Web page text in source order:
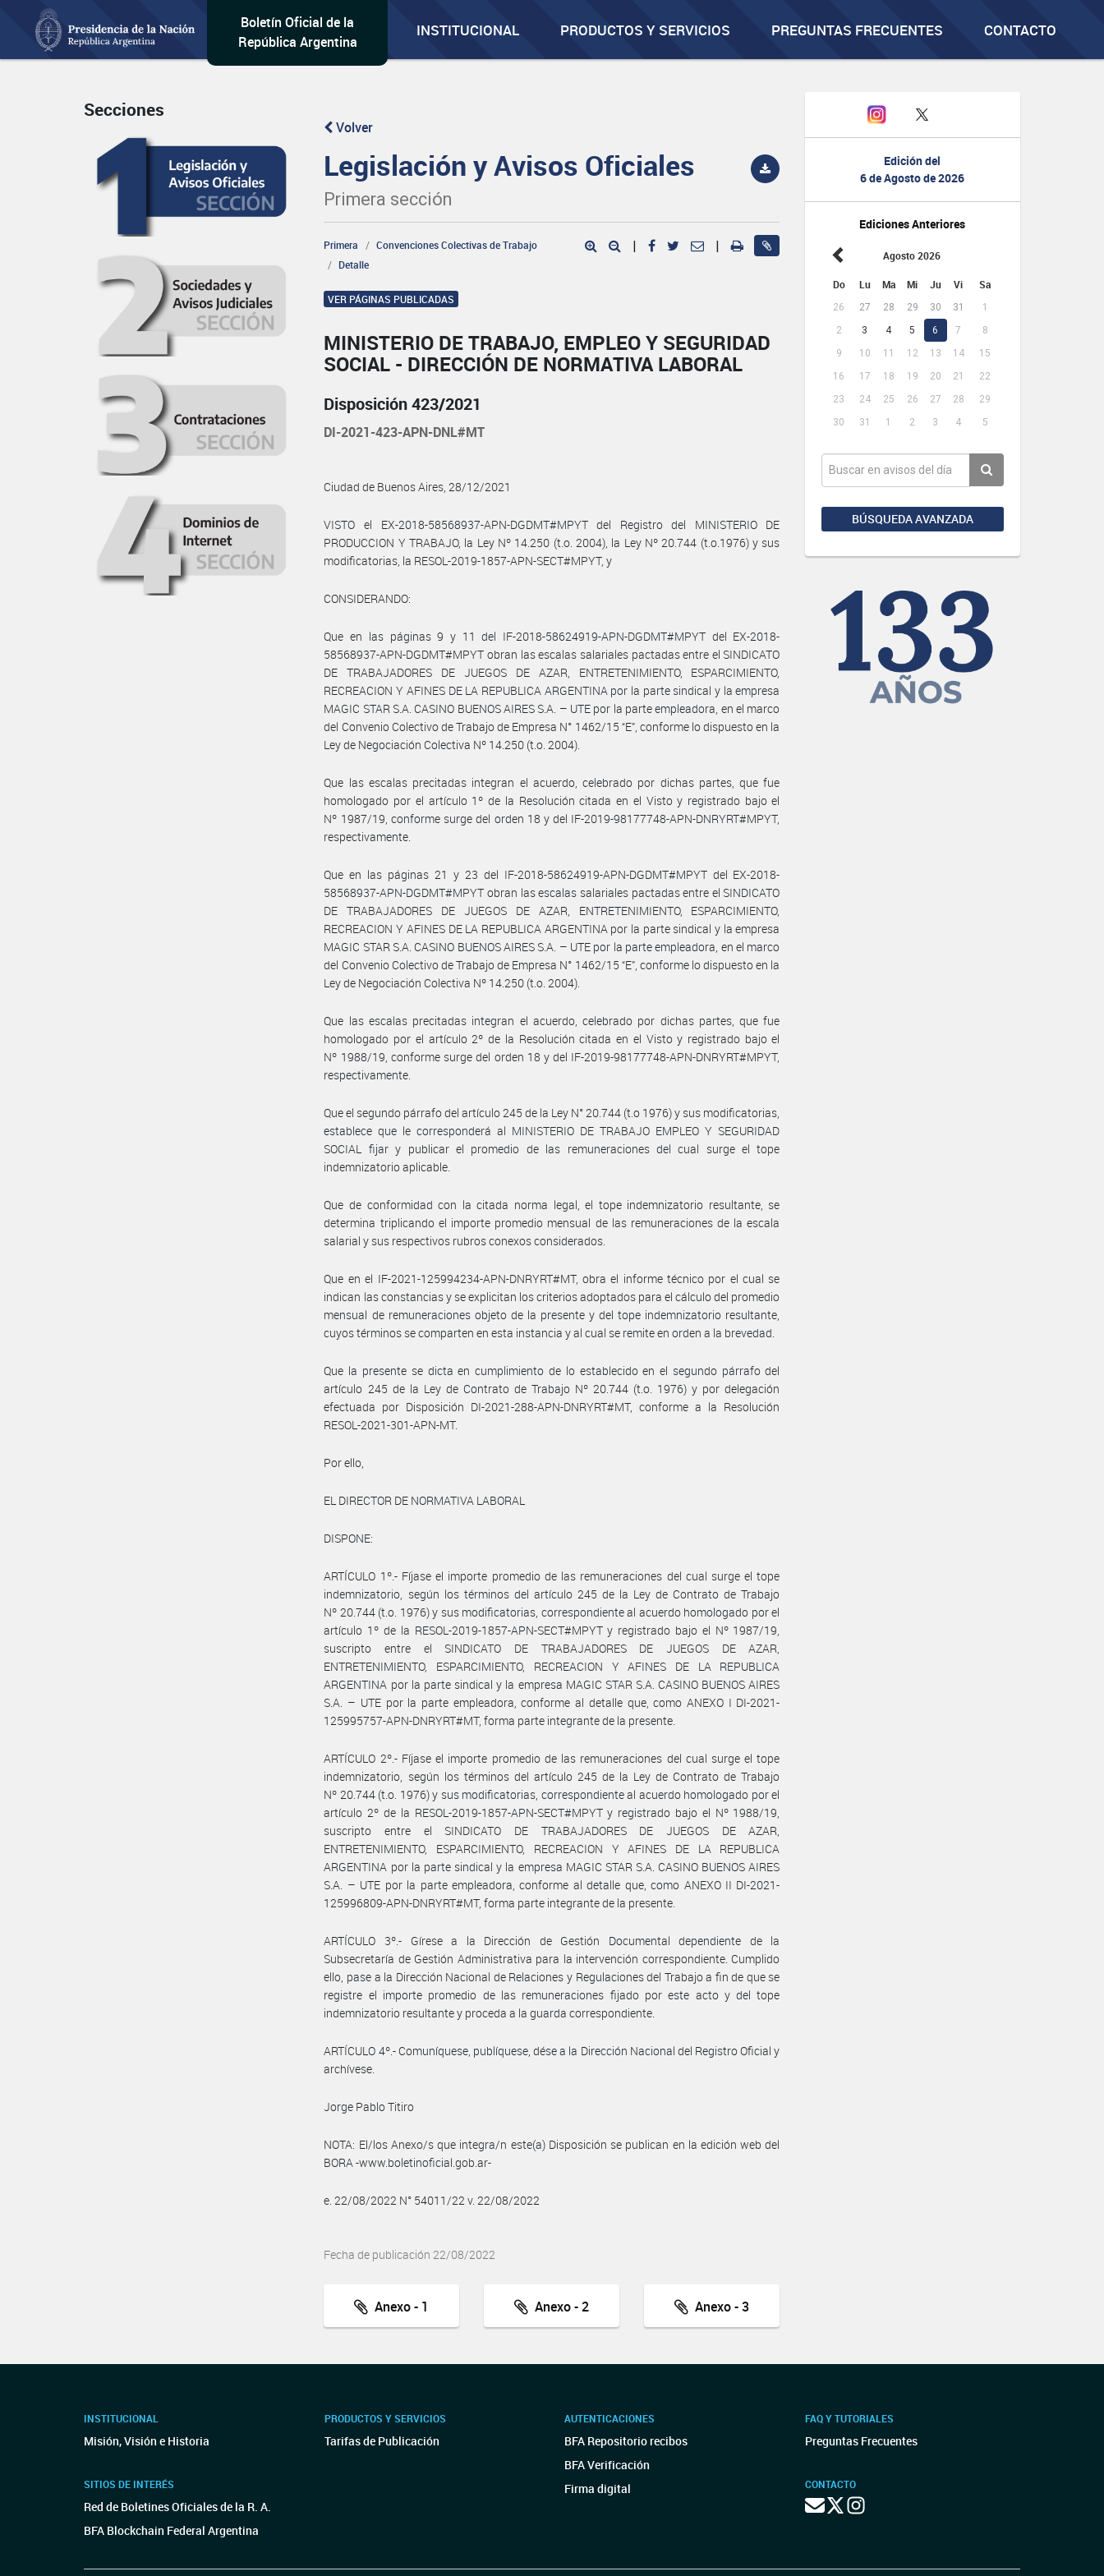
Boletín Oficial de la
República Argentina
INSTITUCIONAL PRODUCTOS Y SERVICIOS PREGUNTAS FRECUENTES CONTACTO
Edición del
6 de Agosto de 2026
Ediciones Anteriores
Agosto 2026
Do Lu Ma Mi Ju Vi Sa
26 27 28 29 30 31
1
2
3 4 5 6 7
8
9
10 11 12 13 14
15
16
17 18 19 20 21
22
23
24 25 26 27 28
29
30
31 1 2 3 4 5
BÚSQUEDA AVANZADA
Secciones
Volver
Legislación y Avisos Oficiales
Primera sección
Primera
Convenciones Colectivas de Trabajo
Detalle
| |
VER PÁGINAS PUBLICADAS
MINISTERIO DE TRABAJO, EMPLEO Y SEGURIDAD
SOCIAL - DIRECCIÓN DE NORMATIVA LABORAL
Disposición 423/2021
DI-2021-423-APN-DNL#MT
Ciudad de Buenos Aires, 28/12/2021
VISTO el EX-2018-58568937-APN-DGDMT#MPYT del Registro del MINISTERIO DE
PRODUCCION Y TRABAJO, la Ley Nº 14.250 (t.o. 2004), la Ley Nº 20.744 (t.o.1976) y sus
modificatorias, la RESOL-2019-1857-APN-SECT#MPYT, y
CONSIDERANDO:
Que en las páginas 9 y 11 del IF-2018-58624919-APN-DGDMT#MPYT del EX-2018-
58568937-APN-DGDMT#MPYT obran las escalas salariales pactadas entre el SINDICATO
DE TRABAJADORES DE JUEGOS DE AZAR, ENTRETENIMIENTO, ESPARCIMIENTO,
RECREACION Y AFINES DE LA REPUBLICA ARGENTINA por la parte sindical y la empresa
MAGIC STAR S.A. CASINO BUENOS AIRES S.A. – UTE por la parte empleadora, en el marco
del Convenio Colectivo de Trabajo de Empresa N° 1462/15 “E”, conforme lo dispuesto en la
Ley de Negociación Colectiva Nº 14.250 (t.o. 2004).
Que las escalas precitadas integran el acuerdo, celebrado por dichas partes, que fue
homologado por el artículo 1º de la Resolución citada en el Visto y registrado bajo el
Nº 1987/19, conforme surge del orden 18 y del IF-2019-98177748-APN-DNRYRT#MPYT,
respectivamente.
Que en las páginas 21 y 23 del IF-2018-58624919-APN-DGDMT#MPYT del EX-2018-
58568937-APN-DGDMT#MPYT obran las escalas salariales pactadas entre el SINDICATO
DE TRABAJADORES DE JUEGOS DE AZAR, ENTRETENIMIENTO, ESPARCIMIENTO,
RECREACION Y AFINES DE LA REPUBLICA ARGENTINA por la parte sindical y la empresa
MAGIC STAR S.A. CASINO BUENOS AIRES S.A. – UTE por la parte empleadora, en el marco
del Convenio Colectivo de Trabajo de Empresa N° 1462/15 “E”, conforme lo dispuesto en la
Ley de Negociación Colectiva Nº 14.250 (t.o. 2004).
Que las escalas precitadas integran el acuerdo, celebrado por dichas partes, que fue
homologado por el artículo 2º de la Resolución citada en el Visto y registrado bajo el
Nº 1988/19, conforme surge del orden 18 y del IF-2019-98177748-APN-DNRYRT#MPYT,
respectivamente.
Que el segundo párrafo del artículo 245 de la Ley N° 20.744 (t.o 1976) y sus modificatorias,
establece que le corresponderá al MINISTERIO DE TRABAJO EMPLEO Y SEGURIDAD
SOCIAL fijar y publicar el promedio de las remuneraciones del cual surge el tope
indemnizatorio aplicable.
Que de conformidad con la citada norma legal, el tope indemnizatorio resultante, se
determina triplicando el importe promedio mensual de las remuneraciones de la escala
salarial y sus respectivos rubros conexos considerados.
Que en el IF-2021-125994234-APN-DNRYRT#MT, obra el informe técnico por el cual se
indican las constancias y se explicitan los criterios adoptados para el cálculo del promedio
mensual de remuneraciones objeto de la presente y del tope indemnizatorio resultante,
cuyos términos se comparten en esta instancia y al cual se remite en orden a la brevedad.
Que la presente se dicta en cumplimiento de lo establecido en el segundo párrafo del
artículo 245 de la Ley de Contrato de Trabajo Nº 20.744 (t.o. 1976) y por delegación
efectuada por Disposición DI-2021-288-APN-DNRYRT#MT, conforme a la Resolución
RESOL-2021-301-APN-MT.
Por ello,
EL DIRECTOR DE NORMATIVA LABORAL
DISPONE:
ARTÍCULO 1º.- Fíjase el importe promedio de las remuneraciones del cual surge el tope
indemnizatorio, según los términos del artículo 245 de la Ley de Contrato de Trabajo
Nº 20.744 (t.o. 1976) y sus modificatorias, correspondiente al acuerdo homologado por el
artículo 1º de la RESOL-2019-1857-APN-SECT#MPYT y registrado bajo el Nº 1987/19,
suscripto entre el SINDICATO DE TRABAJADORES DE JUEGOS DE AZAR,
ENTRETENIMIENTO, ESPARCIMIENTO, RECREACION Y AFINES DE LA REPUBLICA
ARGENTINA por la parte sindical y la empresa MAGIC STAR S.A. CASINO BUENOS AIRES
S.A. – UTE por la parte empleadora, conforme al detalle que, como ANEXO I DI-2021-
125995757-APN-DNRYRT#MT, forma parte integrante de la presente.
ARTÍCULO 2º.- Fíjase el importe promedio de las remuneraciones del cual surge el tope
indemnizatorio, según los términos del artículo 245 de la Ley de Contrato de Trabajo
Nº 20.744 (t.o. 1976) y sus modificatorias, correspondiente al acuerdo homologado por el
artículo 2º de la RESOL-2019-1857-APN-SECT#MPYT y registrado bajo el Nº 1988/19,
suscripto entre el SINDICATO DE TRABAJADORES DE JUEGOS DE AZAR,
ENTRETENIMIENTO, ESPARCIMIENTO, RECREACION Y AFINES DE LA REPUBLICA
ARGENTINA por la parte sindical y la empresa MAGIC STAR S.A. CASINO BUENOS AIRES
S.A. – UTE por la parte empleadora, conforme al detalle que, como ANEXO II DI-2021-
125996809-APN-DNRYRT#MT, forma parte integrante de la presente.
ARTÍCULO 3º.- Gírese a la Dirección de Gestión Documental dependiente de la
Subsecretaría de Gestión Administrativa para la intervención correspondiente. Cumplido
ello, pase a la Dirección Nacional de Relaciones y Regulaciones del Trabajo a fin de que se
registre el importe promedio de las remuneraciones fijado por este acto y del tope
indemnizatorio resultante y proceda a la guarda correspondiente.
ARTÍCULO 4º.- Comuníquese, publíquese, dése a la Dirección Nacional del Registro Oficial y
archívese.
Jorge Pablo Titiro
NOTA: El/los Anexo/s que integra/n este(a) Disposición se publican en la edición web del
BORA -www.boletinoficial.gob.ar-
e. 22/08/2022 N° 54011/22 v. 22/08/2022
Fecha de publicación 22/08/2022
Anexo - 1 Anexo - 2 Anexo - 3
INSTITUCIONAL
Misión, Visión e Historia
SITIOS DE INTERÉS
Red de Boletines Oficiales de la R. A.
BFA Blockchain Federal Argentina
PRODUCTOS Y SERVICIOS
Tarifas de Publicación
AUTENTICACIONES
BFA Repositorio recibos
BFA Verificación
Firma digital
FAQ Y TUTORIALES
Preguntas Frecuentes
CONTACTO